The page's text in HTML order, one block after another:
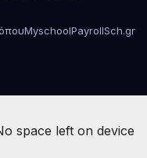
MyschoolPayrollSch.gr
space left on device